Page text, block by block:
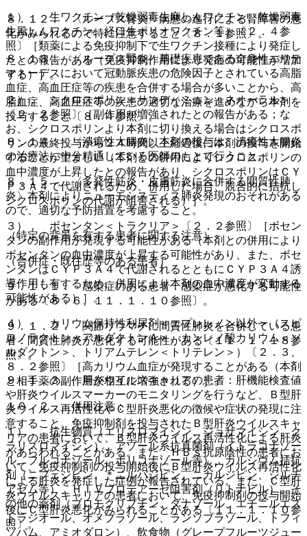
１）． 生ワクチン（乾燥弱毒生麻しんワクチン、乾燥弱毒
生風しんワクチン、経口生ポリオワクチン等）〔２．４参
照〕［類薬による免疫抑制下で生ワクチン接種により発症し
たとの報告がある（免疫抑制作用により発症の可能性が増加
する）］。
２）． シクロスポリン＜サンディミュン、ネオーラル＞
〔２．２参照〕［副作用が増強されたとの報告がある；な
お、シクロスポリンより本剤に切り換える場合はシクロスポ
リンの最終投与から２４時間以上経過後に本剤の投与を開始
することが望ましい（本剤との併用によりシクロスポリンの
血中濃度が上昇したとの報告があり、シクロスポリンはＣＹ
Ｐ３Ａ４で代謝されるため、併用した場合、競合的に拮抗し
シクロスポリンの代謝が阻害される）］。
３）． ボセンタン＜トラクリア＞〔２．２参照〕［ボセン
タンの副作用が発現する可能性がある（本剤との併用により
ボセンタンの血中濃度が上昇する可能性があり、また、ボセ
ンタンはＣＹＰ３Ａ４で代謝されるとともにＣＹＰ３Ａ４誘
導作用も有するため、併用により本剤の血中濃度が変動する
可能性がある）］。
４）． カリウム保持性利尿剤＜エプレレノン以外＞（スピ
ロノラクトン＜アルダクトンＡ＞、カンレノ酸カリウム＜ソ
ルダクトン＞、トリアムテレン＜トリテレン＞）〔２．３、
８．２参照〕［高カリウム血症が発現することがある（本剤
と相手薬の副作用が相互に増強される）］。
１０．２． 併用注意：
１）． 抗生物質（エリスロマイシン、ジョサマイシン、ク
ラリスロマイシン）、アゾール系抗真菌剤（イトラコナゾー
ル、フルコナゾール、ボリコナゾール等）、カルシウム拮抗
剤（ニフェジピン、＊ニルバジピン、ニカルジピン、ジルチ
アゼム等）、ＨＩＶプロテアーゼ阻害剤（リトナビル）、そ
の他の薬剤（ブロモクリプチン、ダナゾール、エチニルエス
トラジオール、オメプラゾール、ランソプラゾール、トフィ
ソパム、アミオダロン）、飲食物（グレープフルーツジュー
８．１２． 〈ループス腎炎〉病態の進行による腎障害の悪
化がみられるので特に注意すること〔８．１参照〕。
８．１３． 〈ループス腎炎〉基礎疾患である全身性エリテ
マトーデスにおいて冠動脈疾患の危険因子とされている高脂
血症、高血圧症等の疾患を合併する場合が多いことから、高
脂血症、高血圧症等の疾患の適切な治療を進めながら本剤を
投与すること〔８．４参照〕。
８．１４． 〈潰瘍性大腸炎〉本剤の投与は、潰瘍性大腸炎
の治療法に十分精通している医師のもとで行うこと。
８．１５． 〈多発性筋炎・皮膚筋炎に合併する間質性肺
炎〉本剤によりニューモシスティス肺炎発現のおそれがある
ので、適切な予防措置を考慮すること。
（特定の背景を有する患者に関する注意）
（合併症・既往歴等のある患者）
９．１．１． 感染症のある患者：感染症が悪化する可能性
がある〔８．６、１１．１．１０参照〕。
９．１．２． 関節リウマチに間質性肺炎を合併している患
者：間質性肺炎が悪化する可能性がある〔１１．１．１８参
照〕。
９．１．３． 肝炎ウイルスキャリアの患者：肝機能検査値
や肝炎ウイルスマーカーのモニタリングを行うなど、Ｂ型肝
炎ウイルス再活性化やＣ型肝炎悪化の徴候や症状の発現に注
意すること。免疫抑制剤を投与されたＢ型肝炎ウイルスキャ
リアの患者において、Ｂ型肝炎ウイルス再活性化による肝炎
があらわれることがある。また、ＨＢｓ抗原陰性の患者にお
いて、免疫抑制剤の投与開始後にＢ型肝炎ウイルス再活性化
による肝炎を発症した症例が報告されている。また、Ｃ型肝
炎ウイルスキャリアの患者において、免疫抑制剤の投与開始
後にＣ型肝炎悪化がみられることがある〔１１．１．１０参
照〕。